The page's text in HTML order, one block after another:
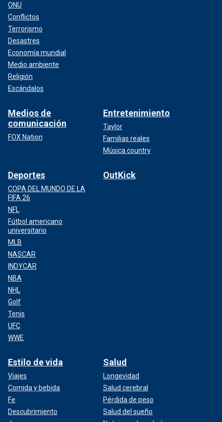
ONU
Conflictos
Terrorismo
Desastres
Economía mundial
Medio ambiente
Religión
Escándalos
Medios de
comunicación
FOX Nation
Entretenimiento
Taylor
Familias reales
Música country
Deportes
COPA DEL MUNDO DE LA
FIFA 26
NFL
Fútbol americano
universitario
MLB
NASCAR
INDYCAR
NBA
NHL
Golf
Tenis
UFC
WWE
OutKick
Estilo de vida
Viajes
Comida y bebida
Fe
Descubrimiento
Salud
Longevidad
Salud cerebral
Pérdida de peso
Salud del sueño